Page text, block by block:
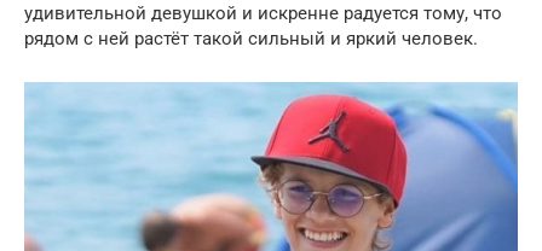
удивительной девушкой и искренне радуется тому, что
рядом с ней растёт такой сильный и яркий человек.